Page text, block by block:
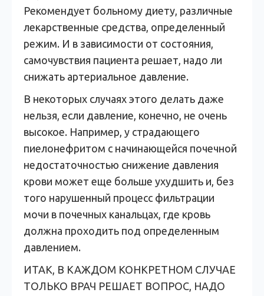
Рекомендует больному диету, различные
лекарственные средства, определенный
режим. И в зависимости от состояния,
самочувствия пациента решает, надо ли
снижать артериальное давление.
В некоторых случаях этого делать даже
нельзя, если давление, конечно, не очень
высокое. Например, у страдающего
пиелонефритом с начинающейся почечной
недостаточностью снижение давления
крови может еще больше ухудшить и, без
того нарушенный процесс фильтрации
мочи в почечных канальцах, где кровь
должна проходить под определенным
давлением.
ИТАК, В КАЖДОМ КОНКРЕТНОМ СЛУЧАЕ
ТОЛЬКО ВРАЧ РЕШАЕТ ВОПРОС, НАДО